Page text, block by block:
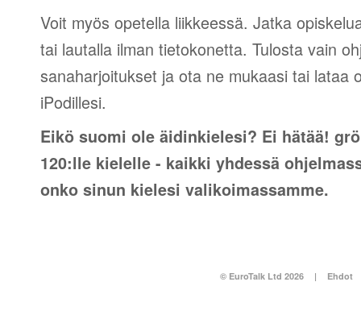
Voit myös opetella liikkeessä. Jatka
tai lautalla ilman tietokonetta. Tulosta vain
sanaharjoitukset ja ota ne mukaasi tai lataa
iPodillesi.
Eikö suomi ole äidinkielesi? Ei hätää!
120:lle kielelle - kaikki yhdessä
onko sinun kielesi valikoimassamme.
© EuroTalk Ltd 2026 | Ehdot